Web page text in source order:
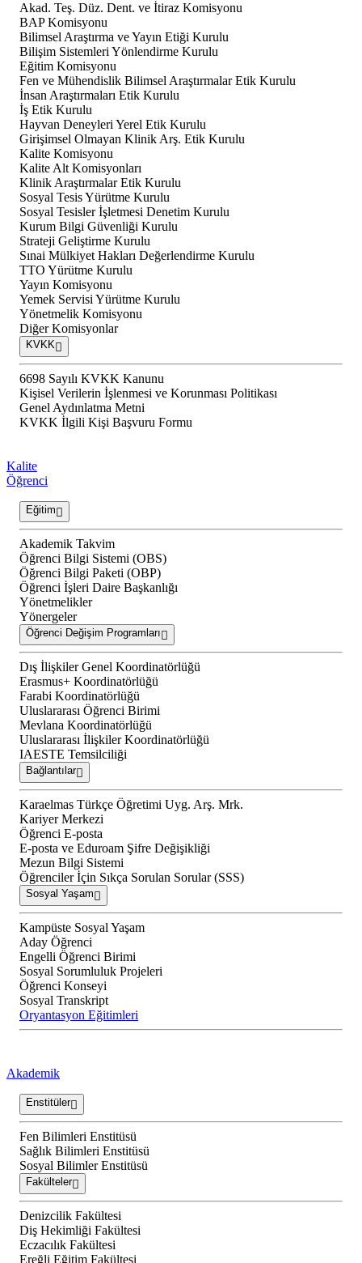
Akad. Teş. Düz. Dent. ve İtiraz Komisyonu
BAP Komisyonu
Bilimsel Araştırma ve Yayın Etiği Kurulu
Bilişim Sistemleri Yönlendirme Kurulu
Eğitim Komisyonu
Fen ve Mühendislik Bilimsel Araştırmalar Etik Kurulu
İnsan Araştırmaları Etik Kurulu
İş Etik Kurulu
Hayvan Deneyleri Yerel Etik Kurulu
Girişimsel Olmayan Klinik Arş. Etik Kurulu
Kalite Komisyonu
Kalite Alt Komisyonları
Klinik Araştırmalar Etik Kurulu
Sosyal Tesis Yürütme Kurulu
Sosyal Tesisler İşletmesi Denetim Kurulu
Kurum Bilgi Güvenliği Kurulu
Strateji Geliştirme Kurulu
Sınai Mülkiyet Hakları Değerlendirme Kurulu
TTO Yürütme Kurulu
Yayın Komisyonu
Yemek Servisi Yürütme Kurulu
Yönetmelik Komisyonu
Diğer Komisyonlar
KVKK
6698 Sayılı KVKK Kanunu
Kişisel Verilerin İşlenmesi ve Korunması Politikası
Genel Aydınlatma Metni
KVKK İlgili Kişi Başvuru Formu
Kalite
Öğrenci
Eğitim
Akademik Takvim
Öğrenci Bilgi Sistemi (OBS)
Öğrenci Bilgi Paketi (OBP)
Öğrenci İşleri Daire Başkanlığı
Yönetmelikler
Yönergeler
Öğrenci Değişim Programları
Dış İlişkiler Genel Koordinatörlüğü
Erasmus+ Koordinatörlüğü
Farabi Koordinatörlüğü
Uluslararası Öğrenci Birimi
Mevlana Koordinatörlüğü
Uluslararası İlişkiler Koordinatörlüğü
IAESTE Temsilciliği
Bağlantılar
Karaelmas Türkçe Öğretimi Uyg. Arş. Mrk.
Kariyer Merkezi
Öğrenci E-posta
E-posta ve Eduroam Şifre Değişikliği
Mezun Bilgi Sistemi
Öğrenciler İçin Sıkça Sorulan Sorular (SSS)
Sosyal Yaşam
Kampüste Sosyal Yaşam
Aday Öğrenci
Engelli Öğrenci Birimi
Sosyal Sorumluluk Projeleri
Öğrenci Konseyi
Sosyal Transkript
Oryantasyon Eğitimleri
Akademik
Enstitüler
Fen Bilimleri Enstitüsü
Sağlık Bilimleri Enstitüsü
Sosyal Bilimler Enstitüsü
Fakülteler
Denizcilik Fakültesi
Diş Hekimliği Fakültesi
Eczacılık Fakültesi
Ereğli Eğitim Fakültesi